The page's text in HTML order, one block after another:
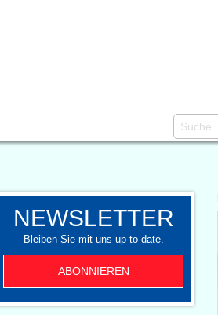
NEWSLETTER
Bleiben Sie mit uns up-to-date.
ABONNIEREN